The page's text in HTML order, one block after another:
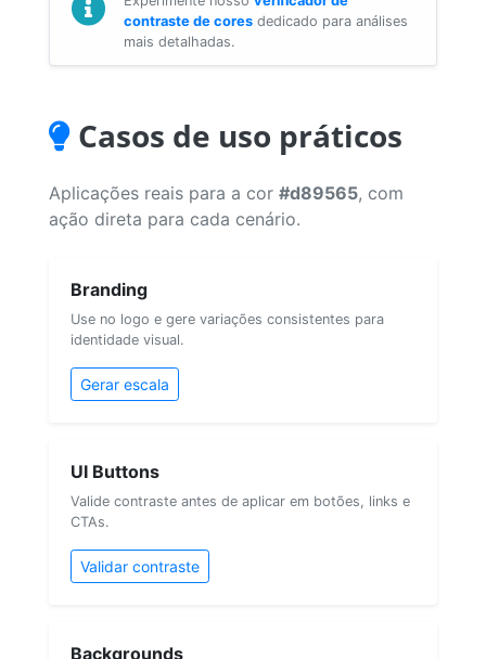
contraste de cores dedicado para análises
mais detalhadas.
Casos de uso práticos
Aplicações reais para a cor #d89565, com
ação direta para cada cenário.
Branding
Use no logo e gere variações consistentes para
identidade visual.
Gerar escala
UI Buttons
Valide contraste antes de aplicar em botões, links e
CTAs.
Validar contraste
Backgrounds